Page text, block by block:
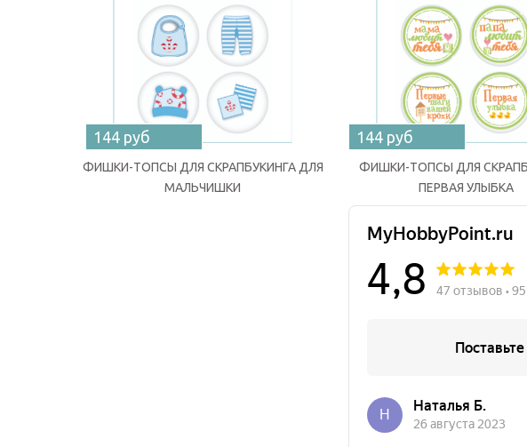
144 руб
ФИШКИ-ТОПСЫ ДЛЯ СКРАПБУКИНГА ДЛЯ
МАЛЬЧИШКИ
144 руб
ФИШКИ-ТОПСЫ ДЛЯ
ПЕРВАЯ УЛЫБКА